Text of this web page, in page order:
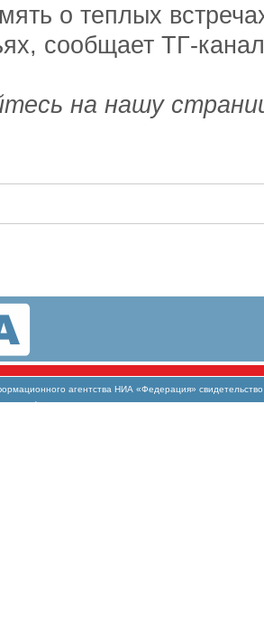
о теплых
сообщает ТГ-
на нашу
агентства НИА «Федерация»